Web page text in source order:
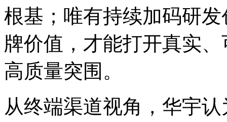
根基；唯有持续加码研
牌价值，才能打开真实
高质量突围。
从终端渠道视角，华宇